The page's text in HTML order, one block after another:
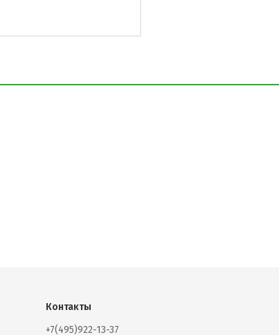
Контакты
+7(495)922-13-37